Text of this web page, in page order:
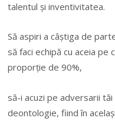
talentul și inventivitatea.
Să aspiri a câștiga de
să faci echipă cu aceia
proporție de 90%,
să-i acuzi pe adversarii
deontologie, fiind în